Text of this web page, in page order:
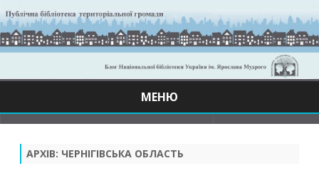
МЕНЮ
АРХІВ: ЧЕРНІГІВСЬКА ОБЛАСТЬ